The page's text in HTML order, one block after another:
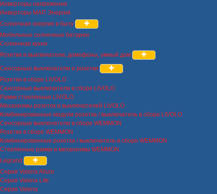
Инверторы напряжения
Инверторы МАП Энергия
Солнечная энергия в быту
Мобильные солнечные батареи
Солнечная кухня
Розетки и выключатели, домофоны, умный дом
Сенсорные выключатели и розетки
Розетки в сборе LIVOLO
Сенсорные выключатели в сборе LIVOLO
Рамки стеклянные LIVOLO
Механизмы розеток и выключателей LIVOLO
Комбинированные модули розетка / выключатель в сборе LIVOLO
Сенсорные выключатели в сборе WEMMON
Розетки в сборе WEMMON
Комбинированные розетка / выключатель в сборе WEMMON
Стеклянные рамки и механизмы WEMMON
Legrand
Серия Valena Allure
Серия Valena Life
Серия Valena